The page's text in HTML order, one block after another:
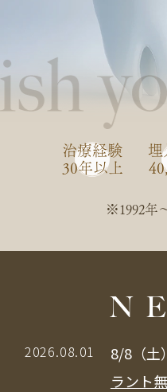
治療経験
30年以上
埋
※1992年
2026.08.01 8/8（土
ラント